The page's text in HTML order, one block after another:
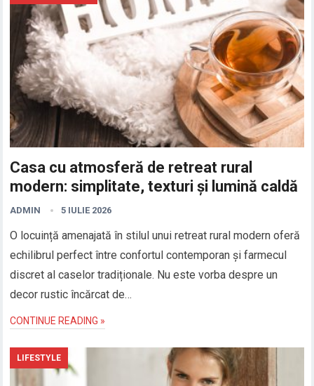
Casa cu atmosferă de retreat rural
modern: simplitate, texturi și lumină caldă
ADMIN 5 IULIE 2026
O locuință amenajată în stilul unui retreat rural modern oferă
echilibrul perfect între confortul contemporan și farmecul
discret al caselor tradiționale. Nu este vorba despre un
decor rustic încărcat de…
CONTINUE READING »
LIFESTYLE